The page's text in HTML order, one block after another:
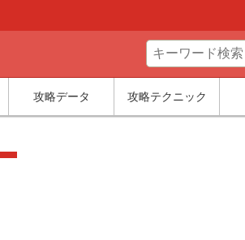
攻略データ 攻略テクニック